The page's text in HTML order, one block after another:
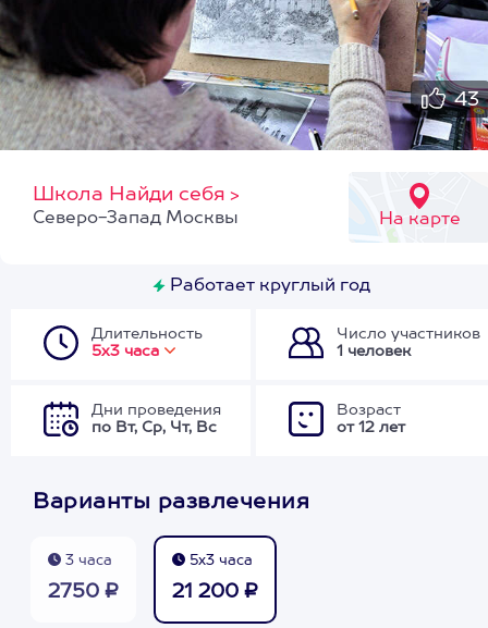
43
Школа Найди себя >
На карте
Северо-Запад Москвы
Работает круглый год
Длительность
5х3 часа
Число участников
1 человек
Дни проведения
по Вт, Ср, Чт, Вс
Возраст
от 12 лет
Варианты развлечения
3 часа
2750 ₽
5х3 часа
21 200 ₽